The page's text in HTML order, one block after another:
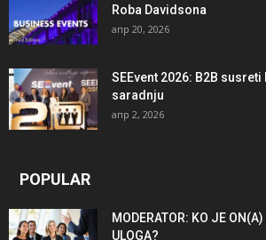
Roba Davidsona
апр 20, 2026
SEEvent 2026: B2B
saradnju
апр 2, 2026
POPULAR
MODERATOR: KO JE
ULOGA?